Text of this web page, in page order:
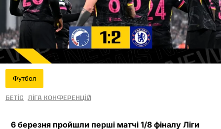
Футбол
Бетіс Ліга конференцій
6 березня пройшли перші матчі 1/8 фіналу Ліги